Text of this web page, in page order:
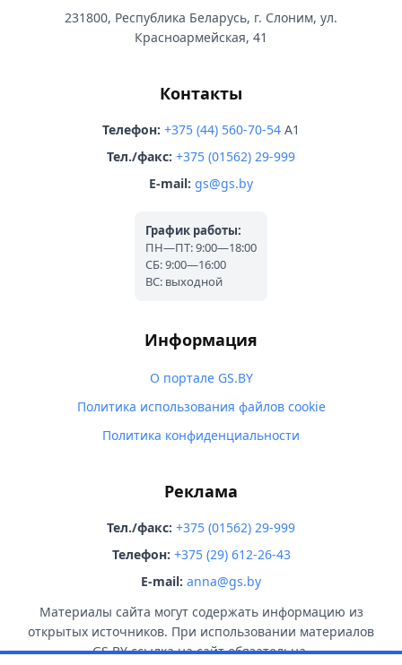
231800, Республика Беларусь, г. Слоним, ул.
Красноармейская, 41
Контакты
Телефон: +375 (44) 560-70-54 A1
Тел./факс: +375 (01562) 29-999
E-mail: gs@gs.by
График работы:
ПН—ПТ: 9:00—18:00
СБ: 9:00—16:00
ВС: выходной
Информация
О портале GS.BY
Политика использования файлов cookie
Политика конфиденциальности
Реклама
Тел./факс: +375 (01562) 29-999
Телефон: +375 (29) 612-26-43
E-mail: anna@gs.by
Материалы сайта могут содержать информацию из
открытых источников. При использовании материалов
GS.BY ссылка на сайт обязательна.